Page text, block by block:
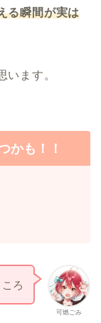
る瞬間が実は
います。
かも！！
可燃ごみ
ろ